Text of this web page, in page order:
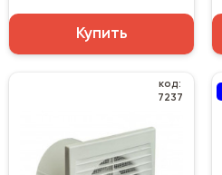
Купить
код:
7237